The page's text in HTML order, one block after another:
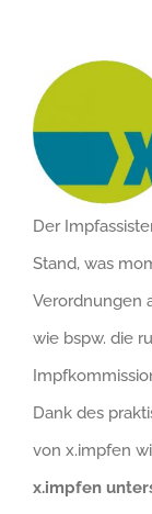
Der
Stand, was
Verordnungen
wie bspw. die
Dank des
von x.impfen
x.impfen